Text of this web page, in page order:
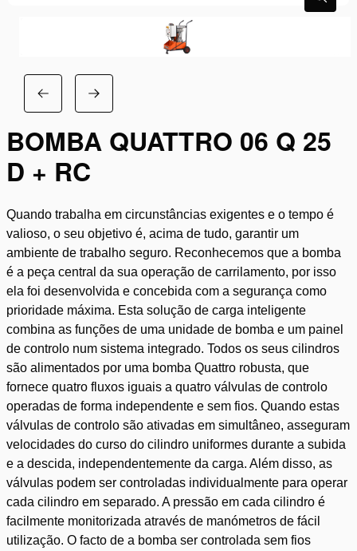
BOMBA QUATTRO 06 Q 25
D + RC
Quando trabalha em circunstâncias exigentes e o tempo é
valioso, o seu objetivo é, acima de tudo, garantir um
ambiente de trabalho seguro. Reconhecemos que a bomba
é a peça central da sua operação de carrilamento, por isso
ela foi desenvolvida e concebida com a segurança como
prioridade máxima. Esta solução de carga inteligente
combina as funções de uma unidade de bomba e um painel
de controlo num sistema integrado. Todos os seus cilindros
são alimentados por uma bomba Quattro robusta, que
fornece quatro fluxos iguais a quatro válvulas de controlo
operadas de forma independente e sem fios. Quando estas
válvulas de controlo são ativadas em simultâneo, asseguram
velocidades do curso do cilindro uniformes durante a subida
e a descida, independentemente da carga. Além disso, as
válvulas podem ser controladas individualmente para operar
cada cilindro em separado. A pressão em cada cilindro é
facilmente monitorizada através de manómetros de fácil
utilização. O facto de a bomba ser controlada sem fios